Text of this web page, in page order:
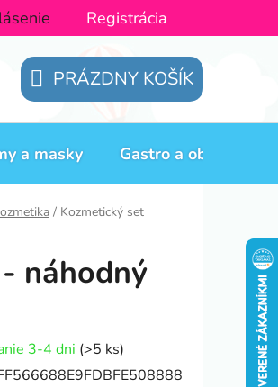
Registrácia
NÁKUPNÝ
KOŠÍK
PRÁZDNY KOŠÍK
a masky Gastro a obaly
/ Kozmetický set
náhodný
3-4 dni (>5 ks)